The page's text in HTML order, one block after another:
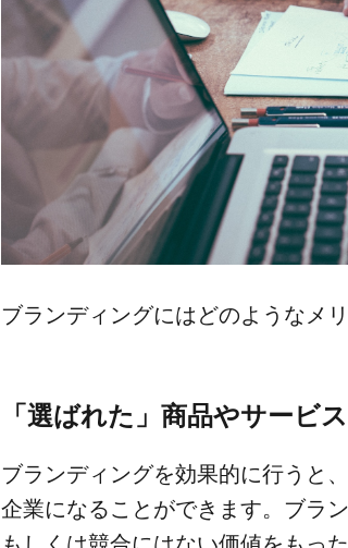
ブランディングには​どのような​メ
「選ばれた」​商品や​サービ
ブランディングを​効果的に​行うと
企業に​なることができます。​ブラ